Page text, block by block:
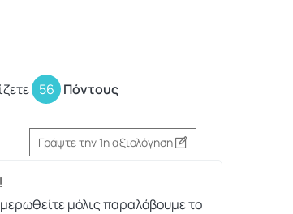
56 Πόντους
Γράψτε την 1η αξιολόγηση
μόλις παραλάβουμε το